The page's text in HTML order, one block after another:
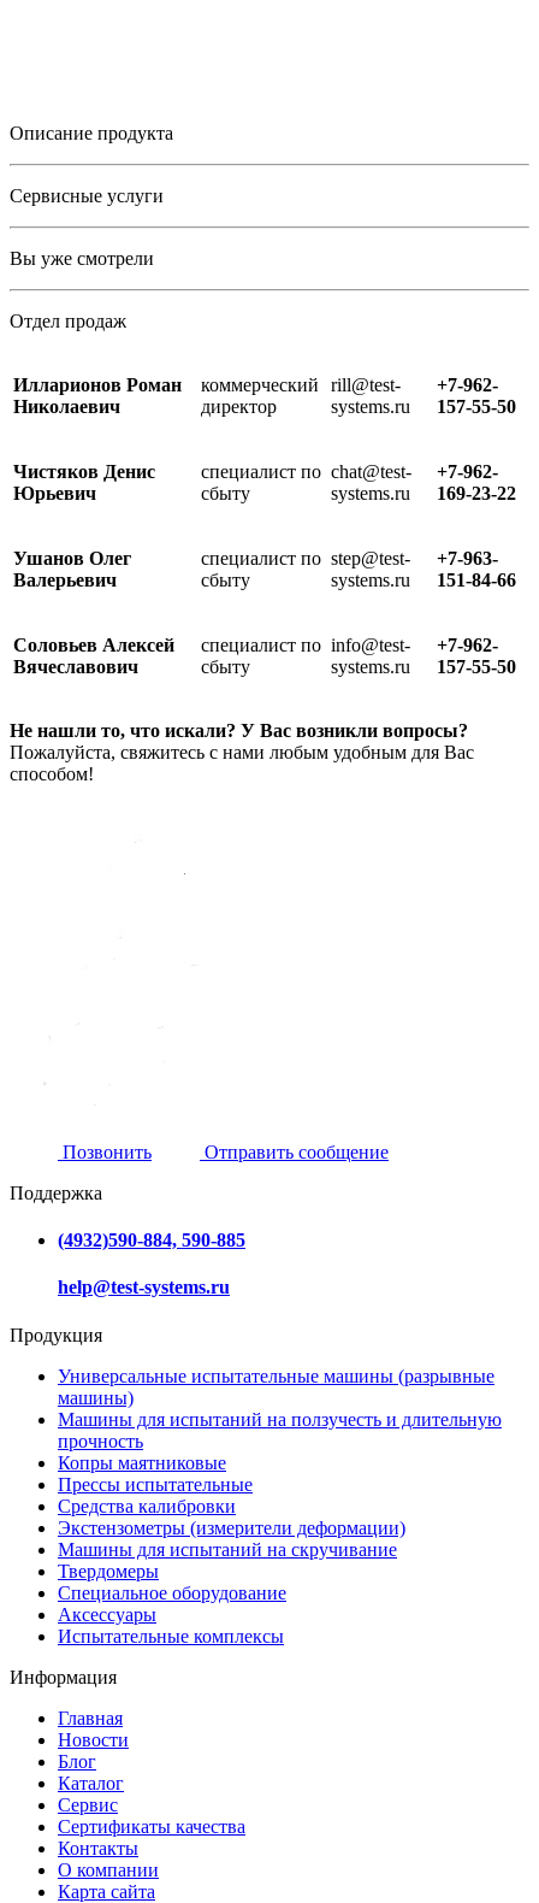
Описание продукта
Сервисные услуги
Вы уже смотрели
Отдел продаж
Илларионов Роман
Николаевич
коммерческий
директор
rill@test-
systems.ru
+7-962-
157-55-50
Чистяков Денис
Юрьевич
специалист по
сбыту
chat@test-
systems.ru
+7-962-
169-23-22
Ушанов Олег
Валерьевич
специалист по
сбыту
step@test-
systems.ru
+7-963-
151-84-66
Соловьев Алексей
Вячеславович
специалист по
сбыту
info@test-
systems.ru
+7-962-
157-55-50
Не нашли то, что искали? У Вас возникли вопросы?
Пожалуйста, свяжитесь с нами любым удобным для Вас
способом!
Позвонить
Отправить сообщение
Поддержка
(4932)590-884, 590-885
help@test-systems.ru
Продукция
Универсальные испытательные машины (разрывные
машины)
Машины для испытаний на ползучесть и длительную
прочность
Копры маятниковые
Прессы испытательные
Средства калибровки
Экстензометры (измерители деформации)
Машины для испытаний на скручивание
Твердомеры
Специальное оборудование
Аксессуары
Испытательные комплексы
Информация
Главная
Новости
Блог
Каталог
Сервис
Сертификаты качества
Контакты
О компании
Карта сайта